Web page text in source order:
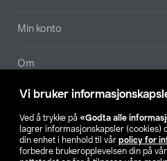
Vi bruker
Ved å trykke på «Godta alle
lagrer informasjonskapsler (cookies)
din enhet i henhold til vår policy for
forbedre brukeropplevelsen din på
Min konto
Om
Aktuelt
Våre selskaper